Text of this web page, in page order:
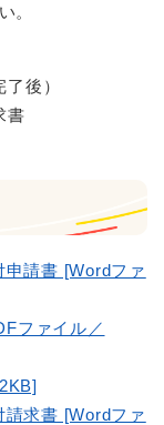
。
後）
書
請書 [Wordファ
ファイル／
求書 [Wordファ